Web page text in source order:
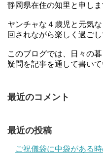
静岡県在住の知里と申しま
ヤンチャな４歳児と元気
回されながら楽しく過ごし
このブログでは、日々の
疑問を記事を通して書い
最近のコメント
最近の投稿
ご祝儀袋に中袋がある